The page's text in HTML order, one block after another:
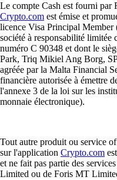
Le compte Cash est fourni
Crypto.com est émise et
licence Visa Principal
société à responsabilité limitée
numéro C 90348 et dont le
Park, Triq Mikiel Ang Borg,
agréée par la Malta Financial
financière autorisée à émettre
l'annexe 3 de la loi sur les
monnaie électronique).
Tout autre produit ou service
sur l'application Crypto.com
et ne fait pas partie des
Limited ou de Foris MT